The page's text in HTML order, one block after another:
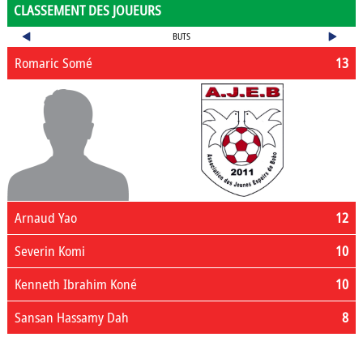
CLASSEMENT DES JOUEURS
BUTS
13
Romaric Somé
12
Arnaud Yao
10
Severin Komi
10
Kenneth Ibrahim Koné
8
Sansan Hassamy Dah